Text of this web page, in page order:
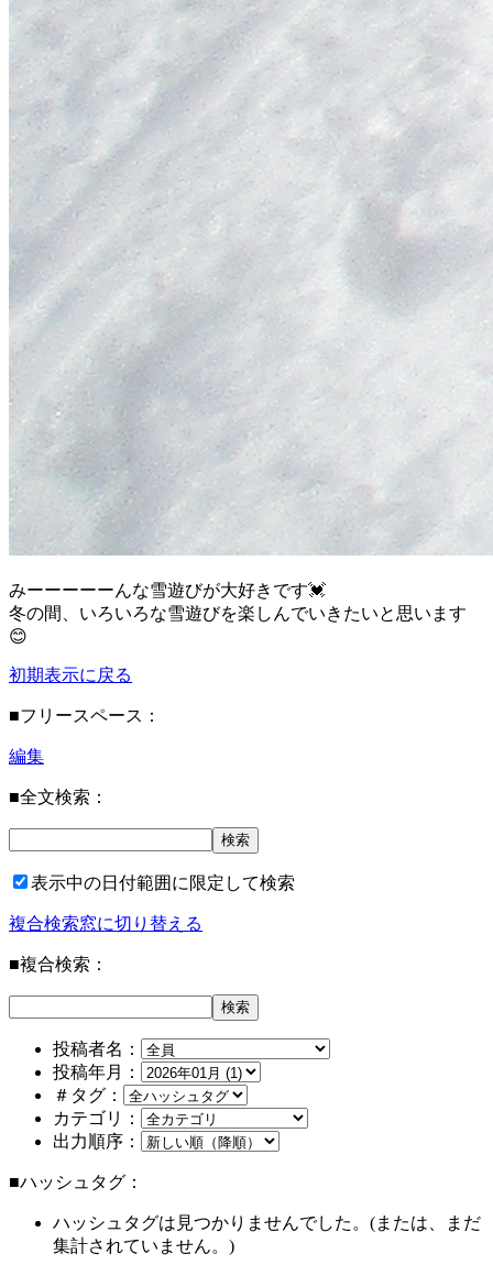
みーーーーーんな雪遊びが大好きです💓
冬の間、いろいろな雪遊びを楽しんでいきたいと思います
😊
初期表示に戻る
■フリースペース：
編集
■全文検索：
表示中の日付範囲に限定して検索
複合検索窓に切り替える
■複合検索：
投稿者名：
投稿年月：
＃タグ：
カテゴリ：
出力順序：
■ハッシュタグ：
ハッシュタグは見つかりませんでした。(または、まだ
集計されていません。)